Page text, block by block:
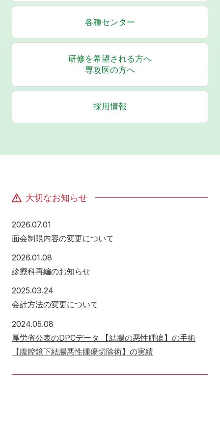
各種センター
研修を希望される方へ
専攻医の方へ
採用情報
大切なお知らせ
2026.07.01
面会制限内容の変更について
2026.01.08
診療科再編のお知らせ
2025.03.24
会計方法の変更について
2024.05.08
厚労省公表のDPCデータ 【結腸の悪性腫瘍】の手術
【腹腔鏡下結腸悪性腫瘍切除術】の実績